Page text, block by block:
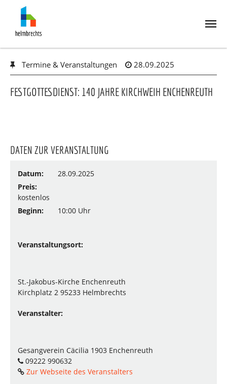
main
content
Termine & Veranstaltungen 28.09.2025
FESTGOTTESDIENST: 140 JAHRE KIRCHWEIH ENCHENREUTH
DATEN ZUR VERANSTALTUNG
Datum:
28.09.2025
Preis:
kostenlos
Beginn:
10:00 Uhr
Veranstaltungsort:
St.-Jakobus-Kirche Enchenreuth
Kirchplatz 2 95233 Helmbrechts
Veranstalter:
Gesangverein Cäcilia 1903 Enchenreuth
09222 990632
Zur Webseite des Veranstalters